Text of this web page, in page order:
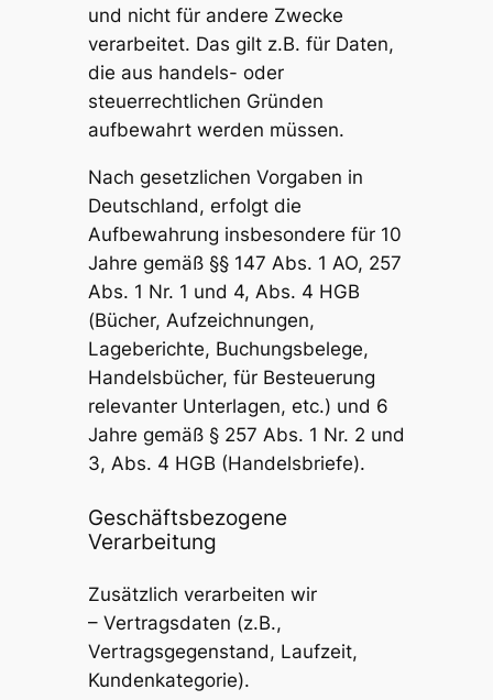
und nicht für andere Zwecke
verarbeitet. Das gilt z.B. für Daten,
die aus handels- oder
steuerrechtlichen Gründen
aufbewahrt werden müssen.
Nach gesetzlichen Vorgaben in
Deutschland, erfolgt die
Aufbewahrung insbesondere für 10
Jahre gemäß §§ 147 Abs. 1 AO, 257
Abs. 1 Nr. 1 und 4, Abs. 4 HGB
(Bücher, Aufzeichnungen,
Lageberichte, Buchungsbelege,
Handelsbücher, für Besteuerung
relevanter Unterlagen, etc.) und 6
Jahre gemäß § 257 Abs. 1 Nr. 2 und
3, Abs. 4 HGB (Handelsbriefe).
Geschäftsbezogene
Verarbeitung
Zusätzlich verarbeiten wir
– Vertragsdaten (z.B.,
Vertragsgegenstand, Laufzeit,
Kundenkategorie).